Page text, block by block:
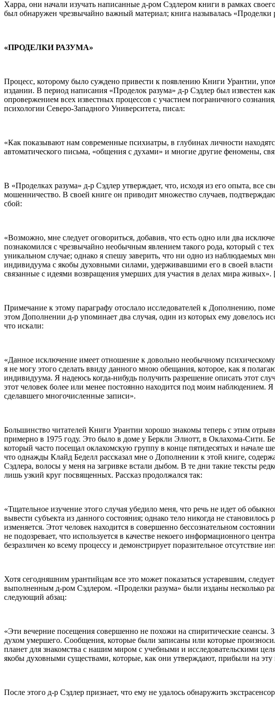
Харра, они начали изучать написанные д-ром Сэдлером книги в рамках
был обнаружен чрезвычайно важный материал; книга называлась «Проделки
«ПРОДЕЛКИ РАЗУМА»
Процесс, которому было суждено привести к появлению Книги Урантии,
издании. В период написания «Проделок разума» д-р Сэдлер был известен
опровержением всех известных процессов с участием пограничного
психологии Северо-Западного Университета, писал:
«Как показывают нам современные психиатры, в глубинах личности
автоматического письма, «общения с духами» и многие другие феномены,
В «Проделках разума» д-р Сэдлер утверждает, что, исходя из его опыта, все
мошенничество. В своей книге он приводит множество случаев,
сбой:
«Возможно, мне следует оговориться, добавив, что есть одно или два
познакомился с чрезвычайно необычным явлением такого рода, который с
уникальном случае; однако я спешу заверить, что ни одно из наблюдаемых
индивидуума с якобы духовными силами, удерживавшими его в своей
связанные с идеями возвращения умерших для участия в делах мира живых».
Примечание к этому параграфу отослало исследователей к Дополнению,
этом Дополнении д-р упоминает два случая, один из которых ему довелось
что искали:
«Данное исключение имеет отношение к довольно необычному
я не могу этого сделать ввиду данного мною обещания, которое, как я
индивидуума. Я надеюсь когда-нибудь получить разрешение описать этот
этот человек более или менее постоянно находится под моим наблюдением.
сделавшего многочисленные записи».
Большинство читателей Книги Урантии хорошо знакомы теперь с этим
примерно в 1975 году. Это было в доме у Беркли Элиотт, в Оклахома-Сити.
который часто посещал оклахомскую группу в конце пятидесятых и начале
что однажды Клайд Беделл рассказал мне о Дополнении к этой книге,
Сэдлера, волосы у меня на загривке встали дыбом. В те дни такие тексты
лишь узкий круг посвященных. Рассказ продолжался так:
«Тщательное изучение этого случая убедило меня, что речь не идет об
вывести субъекта из данного состояния; однако тело никогда не
изменяется. Этот человек находится в совершенно бессознательном
не подозревает, что используется в качестве некоего информационного
безразличен ко всему процессу и демонстрирует поразительное отсутствие
Хотя сегодняшним урантийцам все это может показаться устаревшим,
выполненным д-ром Сэдлером. «Проделки разума» были изданы несколько
следующий абзац:
«Эти вечерние посещения совершенно не похожи на спиритические сеансы.
духом умершего. Сообщения, которые были записаны или которые
планет для знакомства с нашим миром с учебными и исследовательскими
якобы духовными существами, которые, как они утверждают, прибыли на эту
После этого д-р Сэдлер признает, что ему не удалось обнаружить